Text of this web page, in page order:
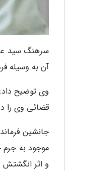
آن به وسیله
وی توضیح
قضائی وی را
جانشین
موجود به جرم
و اثر انگشتش و تهیه